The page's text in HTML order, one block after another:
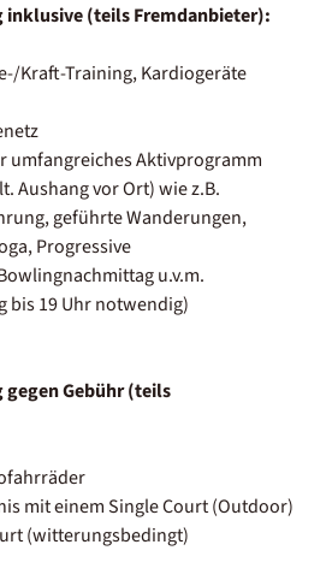
(teils Fremdanbieter):
Kraft-Training, Kardiogeräte
umfangreiches Aktivprogramm
Aushang vor Ort) wie z.B.
geführte Wanderungen,
Progressive
u.v.m.
bis 19 Uhr notwendig)
Gebühr (teils
mit einem Single Court (Outdoor)
(witterungsbedingt)